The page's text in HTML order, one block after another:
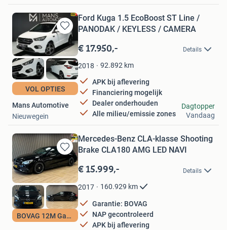
Bewaren
in
Mijn
Favorieten
VOL OPTIES
Ford Kuga 1.5 EcoBoost ST Line /
PANODAK / KEYLESS / CAMERA
€ 17.950,- Details
2018 92.892 km
APK bij aflevering
Financiering mogelijk
Dealer onderhouden
Alle milieu/emissie zones
Mans Automotive
Nieuwegein
Dagtopper
Vandaag
Bewaren
in
Mijn
Favorieten
BOVAG 12M Garantie
Mercedes-Benz CLA-klasse Shooting
Brake CLA180 AMG LED NAVI
€ 15.999,- Details
2017 160.929 km
Garantie: BOVAG
NAP gecontroleerd
APK bij aflevering